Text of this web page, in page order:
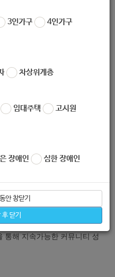
3인가구
4인가구
차상위계층
임대주택
고시원
장애인 심한 장애인
안 창닫기
닫기
세대에게 지속적 사회참여
를 모집합니다.
과 전문성 발휘 및 지속적 성장
통해 지속가능한 커뮤니티 성